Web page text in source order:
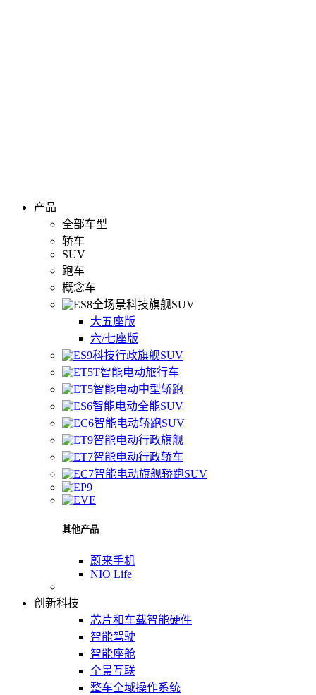
产品
全部车型
轿车
SUV
跑车
概念车
全场景科技旗舰SUV
大五座版
六/七座版
科技行政旗舰SUV
智能电动旅行车
智能电动中型轿跑
智能电动全能SUV
智能电动轿跑SUV
智能电动行政旗舰
智能电动行政轿车
智能电动旗舰轿跑SUV
其他产品
蔚来手机
NIO Life
创新科技
芯片和车载智能硬件
智能驾驶
智能座舱
全景互联
整车全域操作系统